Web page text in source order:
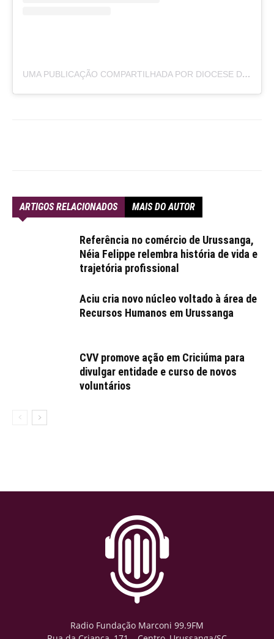
UMA PUBLICAÇÃO COMPARTILHADA POR DIOCESE DE CRICIÚMA (@DIOCESE.CRICIUMA)
ARTIGOS RELACIONADOS MAIS DO AUTOR
Referência no comércio de Urussanga,
Néia Felippe relembra história de vida e
trajetória profissional
Aciu cria novo núcleo voltado à área de
Recursos Humanos em Urussanga
CVV promove ação em Criciúma para
divulgar entidade e curso de novos
voluntários
Radio Fundação Marconi 99.9FM